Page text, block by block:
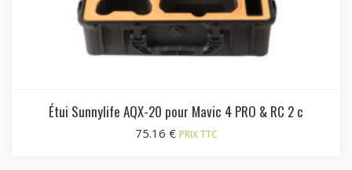
Étui Sunnylife AQX-20 pour Mavic 4 PRO & RC 2 c
75.16 € PRIX TTC